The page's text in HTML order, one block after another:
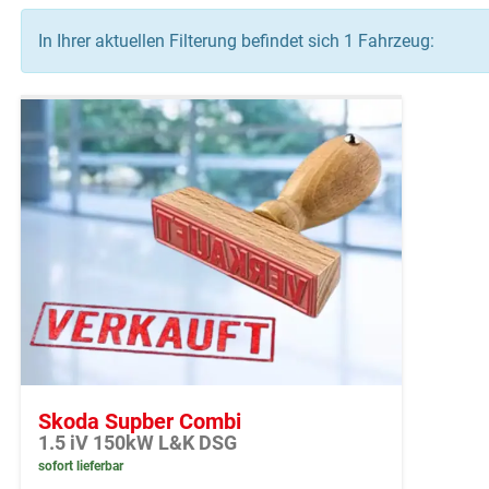
In Ihrer aktuellen Filterung befindet sich 1 Fahrzeug:
Skoda Supber Combi
1.5 iV 150kW L&K DSG
sofort lieferbar